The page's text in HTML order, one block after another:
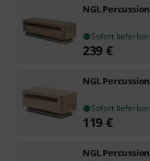
NGL Percussion
Sofort lieferbar
239 €
NGL Percussion
Sofort lieferbar
119 €
NGL Percussion